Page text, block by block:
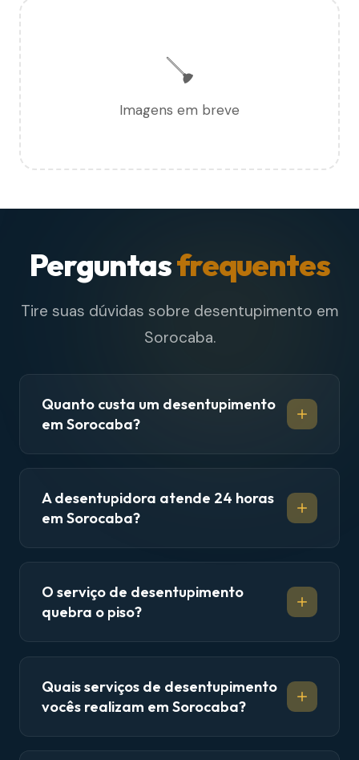
🪠
Imagens em breve
Perguntasfrequentes
Tire suas dúvidas sobre desentupimento em
Sorocaba.
Quanto custa um desentupimento
em Sorocaba?
A desentupidora atende 24 horas
em Sorocaba?
O serviço de desentupimento
quebra o piso?
Quais serviços de desentupimento
vocês realizam em Sorocaba?